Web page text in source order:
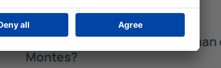
Cât costă cazarea în San Roman
Montes?